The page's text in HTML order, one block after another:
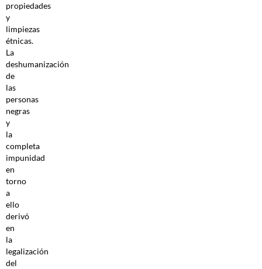
propiedades
y
limpiezas
étnicas.
La
deshumanización
de
las
personas
negras
y
la
completa
impunidad
en
torno
a
ello
derivó
en
la
legalización
del